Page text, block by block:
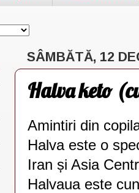
SÂMBĂTĂ, 12
Halva keto
Amintiri din
Halva este o
Iran și Asia
Halvaua este